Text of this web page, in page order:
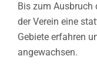
Bis zum Ausbruch
der Verein eine
Gebiete erfahren
angewachsen.